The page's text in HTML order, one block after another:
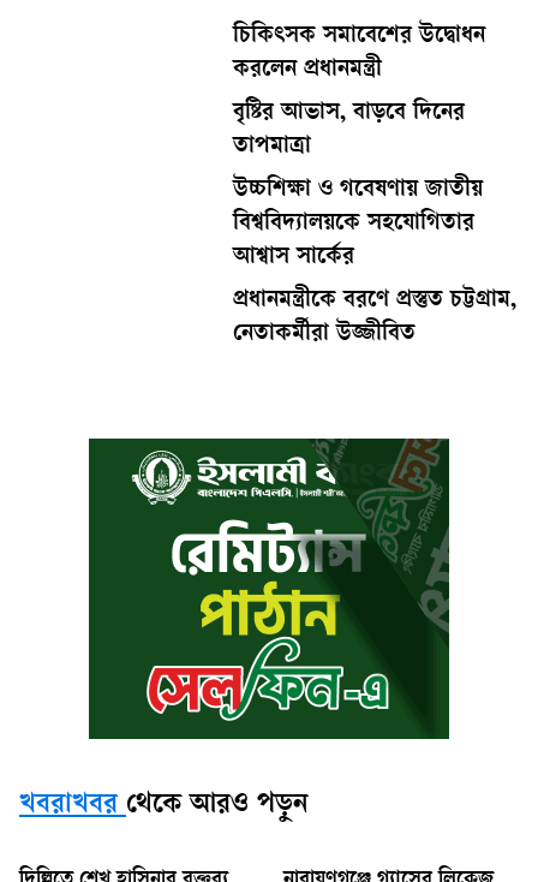
চিকিৎসক সমাবেশের উদ্বোধন
করলেন প্রধানমন্ত্রী
বৃষ্টির আভাস, বাড়বে দিনের
তাপমাত্রা
উচ্চশিক্ষা ও গবেষণায় জাতীয়
বিশ্ববিদ্যালয়কে সহযোগিতার
আশ্বাস সার্কের
প্রধানমন্ত্রীকে বরণে প্রস্তুত চট্টগ্রাম,
নেতাকর্মীরা উজ্জীবিত
খবরাখবর থেকে আরও পড়ুন